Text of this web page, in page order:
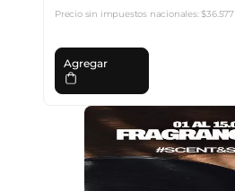
Precio sin impuestos nacionales:$36.577
Agregar